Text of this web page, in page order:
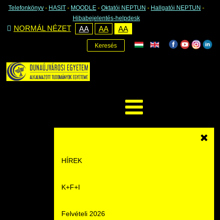
Telefonkönyv - HASIT - MOODLE - Oktatói NEPTUN - Hallgatói NEPTUN -
Hibabejelentés-helpdesk
NORMÁL NÉZET AA AA AA
Keresés
HÍREK
Hírek
Események
K+F+I
Felvételi 2026